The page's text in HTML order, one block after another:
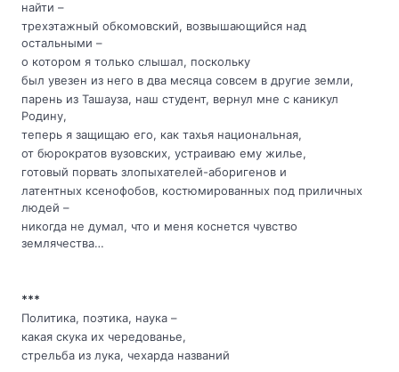
найти –
трехэтажный обкомовский, возвышающийся над
остальными –
о котором я только слышал, поскольку
был увезен из него в два месяца совсем в другие земли,
парень из Ташауза, наш студент, вернул мне с каникул
Родину,
теперь я защищаю его, как тахья национальная,
от бюрократов вузовских, устраиваю ему жилье,
готовый порвать злопыхателей-аборигенов и
латентных ксенофобов, костюмированных под приличных
людей –
никогда не думал, что и меня коснется чувство
землячества…
***
Политика, поэтика, наука –
какая скука их чередованье,
стрельба из лука, чехарда названий